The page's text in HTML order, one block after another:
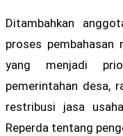
Ditambahkan
proses pembahasan
yang menjadi
pemerintahan desa,
restribusi jasa
Reperda tentang